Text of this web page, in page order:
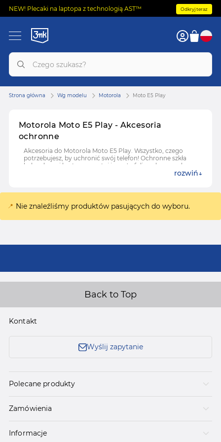
NEW! Plecaki na laptopa z technologią AST™ Odkryj teraz
Motorola Moto E5 Play - Akcesoria
ochronne
Akcesoria do Motorola Moto E5 Play. Wszystko, czego
potrzebujesz, by uchronić swój telefon! Ochronne szkła
hybrydowe i hartowane, etui i case'y, folie ochronne do
rozwiń
Strona główna Wg modelu Motorola Moto E5 Play
Nie znaleźliśmy produktów pasujących do wyboru.
Back to Top
Kontakt
Wyślij zapytanie
Polecane produkty
Zamówienia
Informacje